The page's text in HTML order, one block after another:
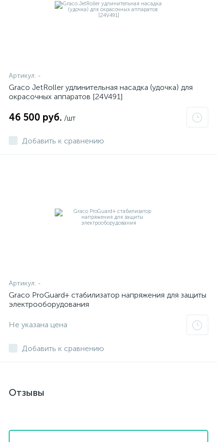
Артикул: -
Graco JetRoller удлинительная насадка (удочка) для
окрасочных аппаратов [24V491]
46 500 руб. /шт
Добавить к сравнению
Артикул: -
Graco ProGuard+ cтабилизатор напряжения для защиты
электрооборудования
Не указана цена
Добавить к сравнению
Отзывы